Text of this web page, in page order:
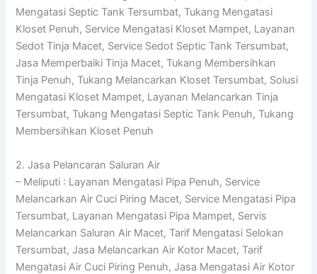
Mengatasi Septic Tank Tersumbat, Tukang Mengatasi
Kloset Penuh, Service Mengatasi Kloset Mampet, Layanan
Sedot Tinja Macet, Service Sedot Septic Tank Tersumbat,
Jasa Memperbaiki Tinja Macet, Tukang Membersihkan
Tinja Penuh, Tukang Melancarkan Kloset Tersumbat, Solusi
Mengatasi Kloset Mampet, Layanan Melancarkan Tinja
Tersumbat, Tukang Mengatasi Septic Tank Penuh, Tukang
Membersihkan Kloset Penuh
2. Jasa Pelancaran Saluran Air
– Meliputi : Layanan Mengatasi Pipa Penuh, Service
Melancarkan Air Cuci Piring Macet, Service Mengatasi Pipa
Tersumbat, Layanan Mengatasi Pipa Mampet, Servis
Melancarkan Saluran Air Macet, Tarif Mengatasi Selokan
Tersumbat, Jasa Melancarkan Air Kotor Macet, Tarif
Mengatasi Air Cuci Piring Penuh, Jasa Mengatasi Air Kotor